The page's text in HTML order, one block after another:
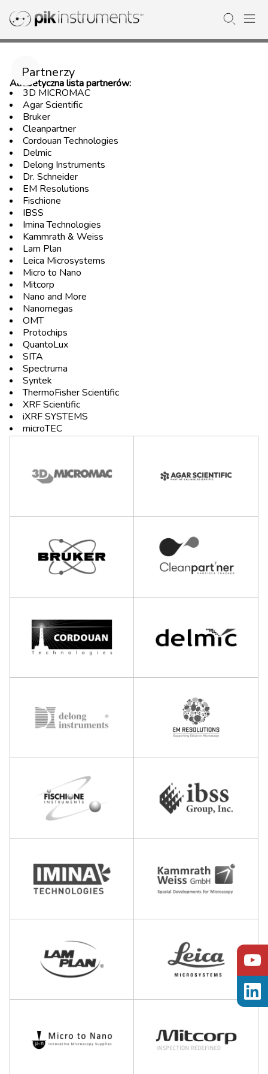
Partnerzy
Alfabetyczna lista partnerów:
3D MICROMAC
Agar Scientific
Bruker
Cleanpartner
Cordouan Technologies
Delmic
Delong Instruments
Dr. Schneider
EM Resolutions
Fischione
IBSS
Imina Technologies
Kammrath & Weiss
Lam Plan
Leica Microsystems
Micro to Nano
Mitcorp
Nano and More
Nanomegas
OMT
Protochips
QuantoLux
SITA
Spectruma
Syntek
ThermoFisher Scientific
XRF Scientific
iXRF SYSTEMS
microTEC